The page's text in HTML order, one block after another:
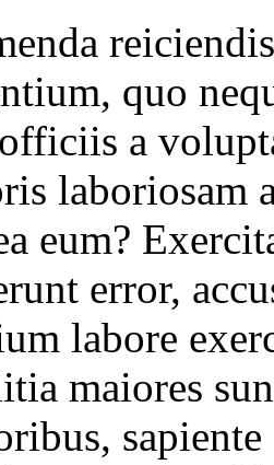
quo
a
laboriosam
eum?
error,
labore
maiores